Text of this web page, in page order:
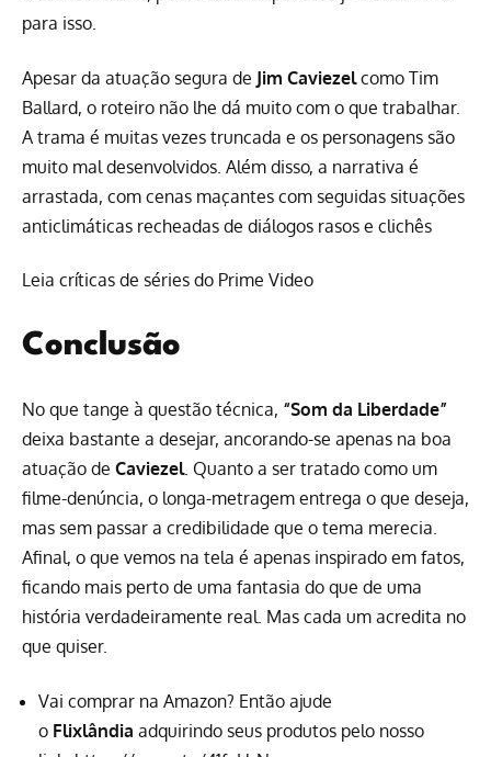
para isso.
Apesar da atuação segura de Jim Caviezelcomo Tim
Ballard, o roteiro não lhe dá muito com o que trabalhar.
A trama é muitas vezes truncada e os personagens são
muito mal desenvolvidos. Além disso, a narrativa é
arrastada, com cenas maçantes com seguidas situações
anticlimáticas recheadas de diálogos rasos e clichês
Leia críticas de séries do Prime Video
Conclusão
No que tange à questão técnica, “Som da Liberdade”
deixa bastante a desejar, ancorando-se apenas na boa
atuação de Caviezel. Quanto a ser tratado como um
filme-denúncia, o longa-metragem entrega o que deseja,
mas sem passar a credibilidade que o tema merecia.
Afinal, o que vemos na tela é apenas inspirado em fatos,
ficando mais perto de uma fantasia do que de uma
história verdadeiramente real. Mas cada um acredita no
que quiser.
Vai comprar na Amazon? Então ajude
o Flixlândia adquirindo seus produtos pelo nosso